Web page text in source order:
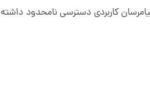
کاربردی دسترسی نامحدود داشته